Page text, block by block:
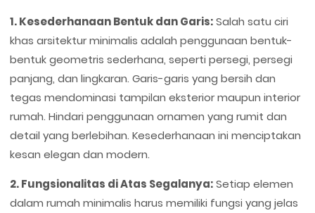
1. Kesederhanaan Bentuk dan Garis:Salah satu ciri
khas arsitektur minimalis adalah penggunaan bentuk-
bentuk geometris sederhana, seperti persegi, persegi
panjang, dan lingkaran. Garis-garis yang bersih dan
tegas mendominasi tampilan eksterior maupun interior
rumah. Hindari penggunaan ornamen yang rumit dan
detail yang berlebihan. Kesederhanaan ini menciptakan
kesan elegan dan modern.
2. Fungsionalitas di Atas Segalanya:Setiap elemen
dalam rumah minimalis harus memiliki fungsi yang jelas